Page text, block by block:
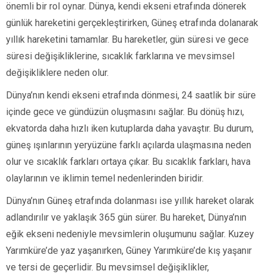
önemli bir rol oynar. Dünya, kendi ekseni etrafında dönerek
günlük hareketini gerçekleştirirken, Güneş etrafında dolanarak
yıllık hareketini tamamlar. Bu hareketler, gün süresi ve gece
süresi değişikliklerine, sıcaklık farklarına ve mevsimsel
değişikliklere neden olur.
Dünya’nın kendi ekseni etrafında dönmesi, 24 saatlik bir süre
içinde gece ve gündüzün oluşmasını sağlar. Bu dönüş hızı,
ekvatorda daha hızlı iken kutuplarda daha yavaştır. Bu durum,
güneş ışınlarının yeryüzüne farklı açılarda ulaşmasına neden
olur ve sıcaklık farkları ortaya çıkar. Bu sıcaklık farkları, hava
olaylarının ve iklimin temel nedenlerinden biridir.
Dünya’nın Güneş etrafında dolanması ise yıllık hareket olarak
adlandırılır ve yaklaşık 365 gün sürer. Bu hareket, Dünya’nın
eğik ekseni nedeniyle mevsimlerin oluşumunu sağlar. Kuzey
Yarımküre’de yaz yaşanırken, Güney Yarımküre’de kış yaşanır
ve tersi de geçerlidir. Bu mevsimsel değişiklikler,